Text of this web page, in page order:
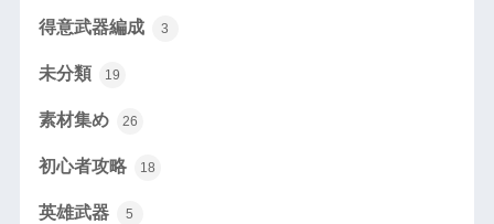
得意武器編成 3
未分類 19
素材集め 26
初心者攻略 18
英雄武器 5